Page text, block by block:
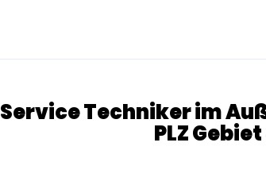
Service Techniker im
PLZ